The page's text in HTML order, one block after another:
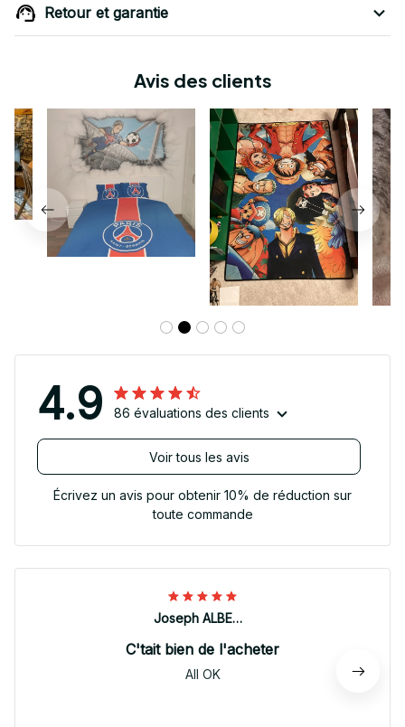
Retour et garantie
Avis des clients
4.9 86 évaluations des clients
Voir tous les avis
Écrivez un avis pour obtenir 10% de réduction sur
toute commande
Joseph ALBERTINI
C'tait bien de l'acheter
All OK